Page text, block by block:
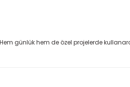
günlük hem de özel projelerde